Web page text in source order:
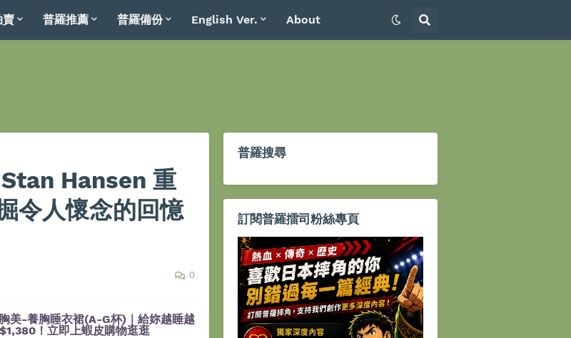
賣 普羅推薦 普羅備份 English Ver. About
Hansen 重
令人懷念的回憶
0
美-養胸睡衣裙(A-G杯)｜給妳越睡越
！立即上蝦皮購物逛逛
普羅搜尋
訂閱普羅擂司粉絲專頁